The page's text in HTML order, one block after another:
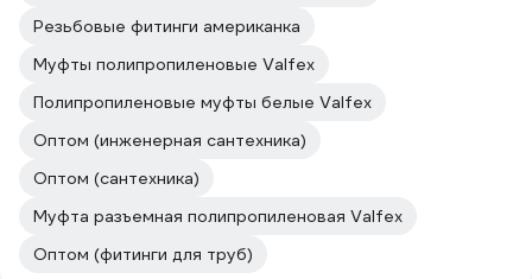
Резьбовые фитинги американка
Муфты полипропиленовые Valfex
Полипропиленовые муфты белые Valfex
Оптом (инженерная сантехника)
Оптом (сантехника)
Муфта разъемная полипропиленовая Valfex
Оптом (фитинги для труб)